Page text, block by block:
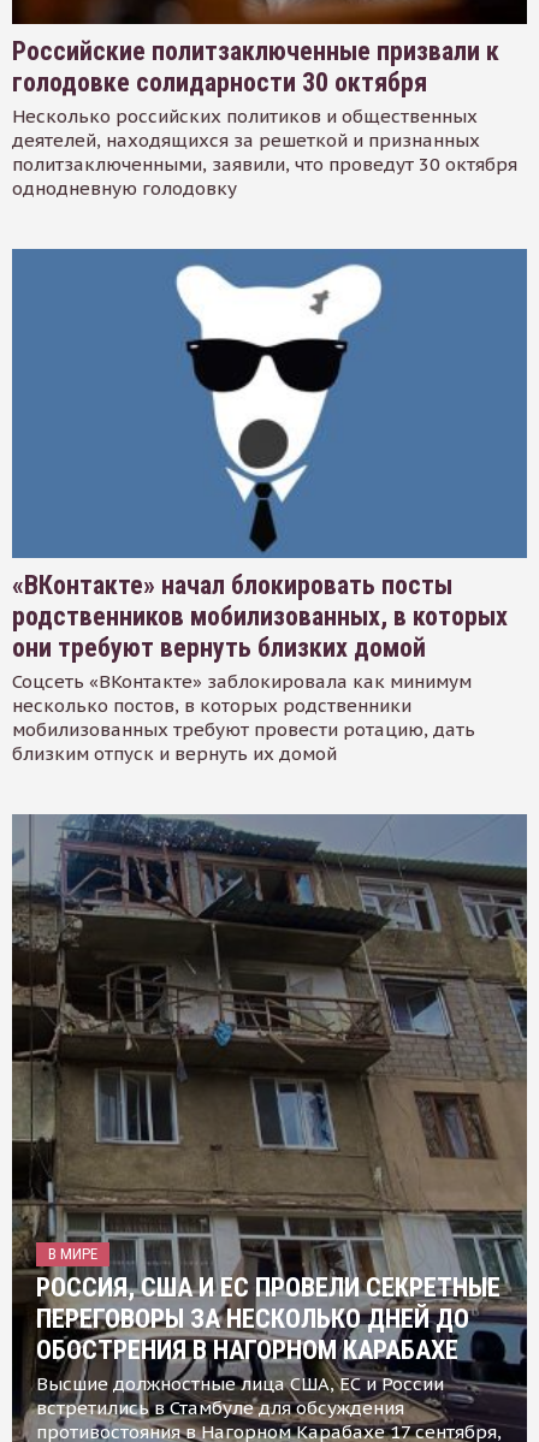
Российские политзаключенные призвали к
голодовке солидарности 30 октября
Несколько российских политиков и общественных
деятелей, находящихся за решеткой и признанных
политзаключенными, заявили, что проведут 30 октября
однодневную голодовку
«ВКонтакте» начал блокировать посты
родственников мобилизованных, в которых
они требуют вернуть близких домой
Соцсеть «ВКонтакте» заблокировала как минимум
несколько постов, в которых родственники
мобилизованных требуют провести ротацию, дать
близким отпуск и вернуть их домой
В МИРЕ
РОССИЯ, США И ЕС ПРОВЕЛИ СЕКРЕТНЫЕ
ПЕРЕГОВОРЫ ЗА НЕСКОЛЬКО ДНЕЙ ДО
ОБОСТРЕНИЯ В НАГОРНОМ КАРАБАХЕ
Высшие должностные лица США, ЕС и России
встретились в Стамбуле для обсуждения
противостояния в Нагорном Карабахе 17 сентября,